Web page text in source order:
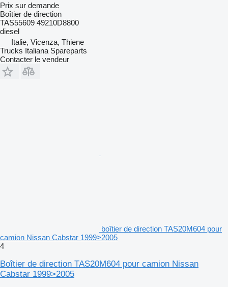
Prix sur demande
Boîtier de direction
TAS55609 49210D8800
diesel
Italie, Vicenza, Thiene
Trucks Italiana Spareparts
Contacter le vendeur
boîtier de direction TAS20M604 pour
camion Nissan Cabstar 1999>2005
4
Boîtier de direction TAS20M604 pour camion Nissan
Cabstar 1999>2005